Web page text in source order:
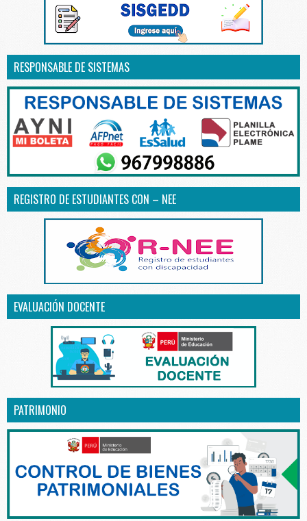
RESPONSABLE DE SISTEMAS
REGISTRO DE ESTUDIANTES CON – NEE
EVALUACIÓN DOCENTE
PATRIMONIO